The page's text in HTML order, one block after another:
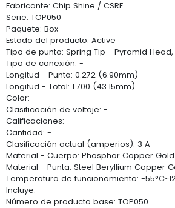
Fabricante: Chip Shine / CSRF
Serie: TOP050
Paquete: Box
Estado del producto: Active
Tipo de punta: Spring Tip - Pyramid
Tipo de conexión: -
Longitud - Punta: 0.272 (6.90mm)
Longitud - Total: 1.700 (43.15mm)
Color: -
Clasificación de voltaje: -
Calificaciones: -
Cantidad: -
Clasificación actual (amperios): 3 A
Material - Cuerpo: Phosphor Copper
Material - Punta: Steel Beryllium Copper
Temperatura de funcionamiento: -
Incluye: -
Número de producto base: TOP050